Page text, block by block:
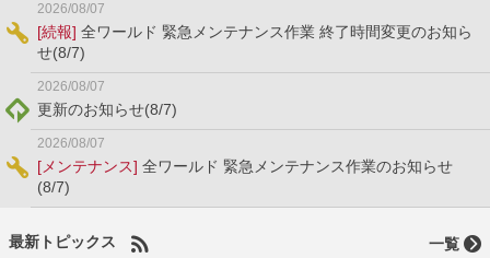
2026/08/07
[続報] 全ワールド 緊急メンテナンス作業 終了時間変更のお知ら
せ(8/7)
2026/08/07
更新のお知らせ(8/7)
2026/08/07
[メンテナンス] 全ワールド 緊急メンテナンス作業のお知らせ
(8/7)
最新トピックス 一覧